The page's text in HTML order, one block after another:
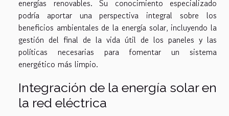
energías renovables. Su conocimiento especializado
podría aportar una perspectiva integral sobre los
beneficios ambientales de la energía solar, incluyendo la
gestión del final de la vida útil de los paneles y las
políticas necesarias para fomentar un sistema
energético más limpio.
Integración de la energía solar en
la red eléctrica